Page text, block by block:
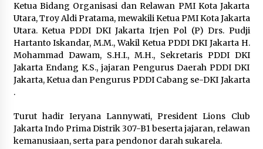
Wamenhan Pimpin Prosesi
Pelantikan dan Sertijab Pejabat
Tinggi Kemhan
8 Agustus 2026
Tangerang Gelar Konsolidasi
Internal Jelang Pemilu 2029
8 Agustus 2026
Ketua Bidang Organisasi dan Relawan PMI Kota Jakarta
Utara, Troy Aldi Pratama, mewakili Ketua PMI Kota Jakarta
Utara. Ketua PDDI DKI Jakarta Irjen Pol (P) Drs. Pudji
Hartanto Iskandar, M.M., Wakil Ketua PDDI DKI Jakarta H.
Mohammad Dawam, S.H.I., M.H., Sekretaris PDDI DKI
Jakarta Endang K.S., jajaran Pengurus Daerah PDDI DKI
Jakarta, Ketua dan Pengurus PDDI Cabang se-DKI Jakarta
.
Turut hadir Ieryana Lannywati, President Lions Club
Jakarta Indo Prima Distrik 307-B1 beserta jajaran, relawan
kemanusiaan, serta para pendonor darah sukarela.